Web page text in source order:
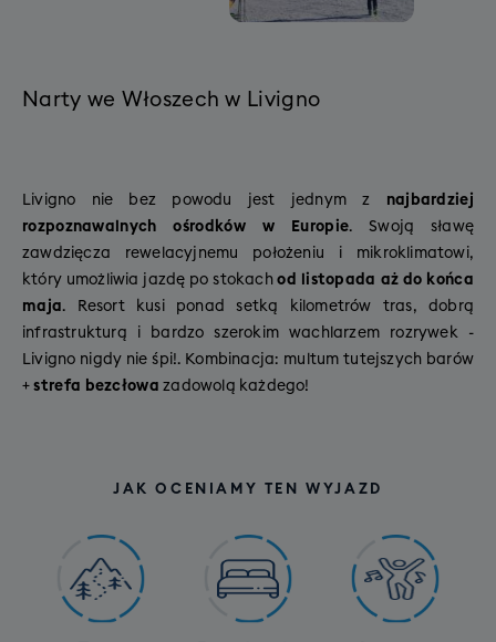
Narty we Włoszech w Livigno
Livigno nie bez powodu jest jednym z najbardziej
rozpoznawalnych ośrodków w Europie. Swoją sławę
zawdzięcza rewelacyjnemu położeniu i mikroklimatowi,
który umożliwia jazdę po stokachod listopada aż do końca
maja. Resort kusi ponad setką kilometrów tras, dobrą
infrastrukturą i bardzo szerokim wachlarzem rozrywek -
Livigno nigdy nie śpi!. Kombinacja: multum tutejszych barów
+strefa bezcłowazadowolą każdego!
JAK OCENIAMY TEN WYJAZD